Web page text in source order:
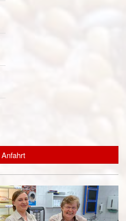
Anfahrt